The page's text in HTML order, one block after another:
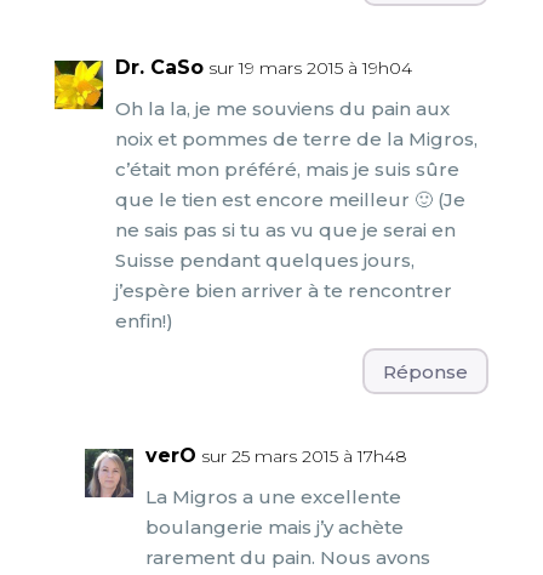
Dr. CaSo sur 19 mars 2015 à 19h04
Oh la la, je me souviens du pain aux
noix et pommes de terre de la Migros,
c’était mon préféré, mais je suis sûre
que le tien est encore meilleur 🙂 (Je
ne sais pas si tu as vu que je serai en
Suisse pendant quelques jours,
j’espère bien arriver à te rencontrer
enfin!)
Réponse
verO sur 25 mars 2015 à 17h48
La Migros a une excellente
boulangerie mais j’y achète
rarement du pain. Nous avons